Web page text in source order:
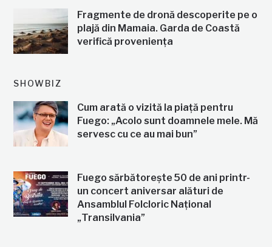
Fragmente de dronă descoperite pe o
plajă din Mamaia. Garda de Coastă
verifică proveniența
SHOWBIZ
Cum arată o vizită la piață pentru
Fuego: „Acolo sunt doamnele mele. Mă
servesc cu ce au mai bun”
Fuego sărbătorește 50 de ani printr-
un concert aniversar alături de
Ansamblul Folcloric Național
„Transilvania”